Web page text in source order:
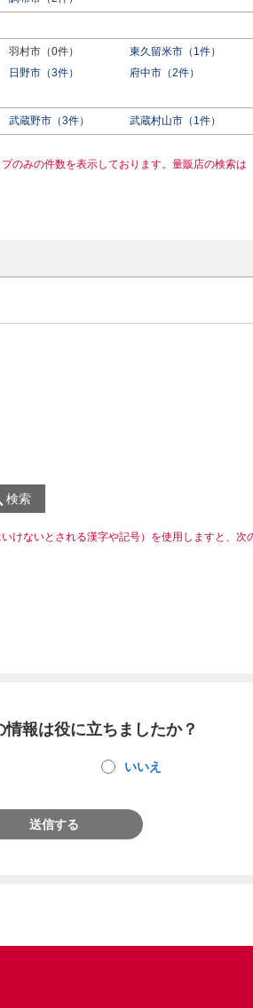
羽村市（0件）
東久留米市（1件）
日野市（3件）
府中市（2件）
武蔵野市（3件） 武蔵村山市（1件）
のみの件数を表示しております。量販店の検索は
検索
けないとされる漢字や記号）を使用しますと、次
情報は役に立ちましたか？
いいえ
送信する